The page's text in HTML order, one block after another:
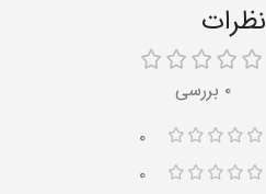
نظرات
۰ بررسی
۰
۰